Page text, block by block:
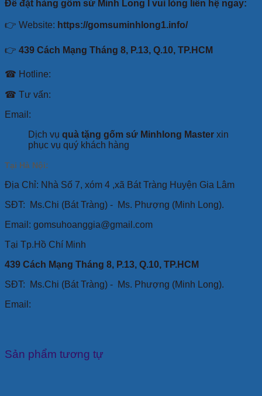
Để đặt hàng gốm sứ Minh Long I vui lòng liên hệ ngay:
👉 Website: https://gomsuminhlong1.info/
👉 439 Cách Mạng Tháng 8, P.13, Q.10, TP.HCM
☎ Hotline:
☎ Tư vấn:
Email:
Dịch vụ quà tặng gốm sứ Minhlong Master xin
phục vụ quý khách hàng
Tại Hà Nội:
Địa Chỉ: Nhà Số 7, xóm 4 ,xã Bát Tràng Huyện Gia Lâm
SĐT:
Ms.Chi (Bát Tràng) - Ms. Phượng (Minh Long).
Email: gomsuhoanggia@gmail.com
Tại Tp.Hồ Chí Minh
439 Cách Mạng Tháng 8, P.13, Q.10, TP.HCM
SĐT: Ms.Chi (Bát Tràng) - Ms. Phượng (Minh Long).
Email:
Sản phẩm tương tự